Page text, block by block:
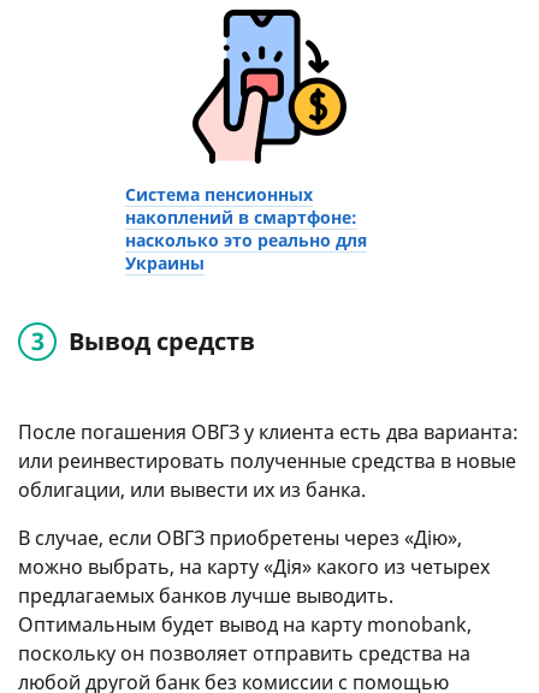
Система пенсионных
накоплений в смартфоне:
насколько это реально для
Украины
Вывод средств
После погашения ОВГЗ у клиента есть два варианта:
или реинвестировать полученные средства в новые
облигации, или вывести их из банка.
В случае, если ОВГЗ приобретены через «Дію»,
можно выбрать, на карту «Дія» какого из четырех
предлагаемых банков лучше выводить.
Оптимальным будет вывод на карту monobank,
поскольку он позволяет отправить средства на
любой другой банк без комиссии с помощью